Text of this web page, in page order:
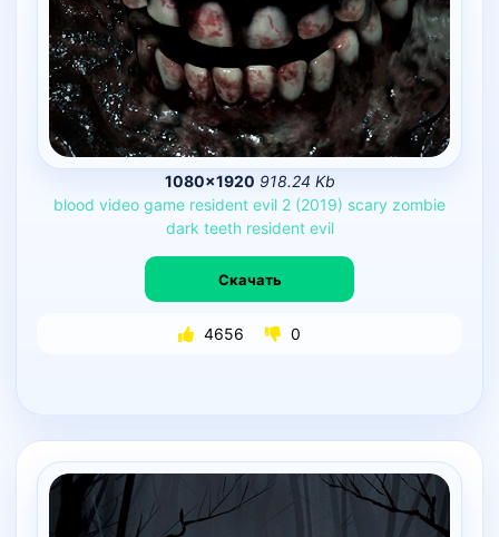
1080×1920 918.24 Kb
blood video game resident evil 2 (2019) scary zombie
dark teeth resident evil
Скачать
4656 0